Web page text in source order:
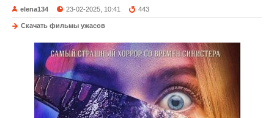
elena134 23-02-2025, 10:41 443
Скачать фильмы ужасов